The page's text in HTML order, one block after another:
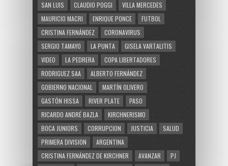
SAN LUIS
CLAUDIO POGGI
VILLA MERCEDES
MAURICIO MACRI
ENRIQUE PONCE
FUTBOL
CRISTINA FERNÁNDEZ
CORONAVIRUS
SERGIO TAMAYO
LA PUNTA
GISELA VARTALITIS
VIDEO
LA PEDRERA
COPA LIBERTADORES
RODRIGUEZ SAA
ALBERTO FERNÁNDEZ
GOBIERNO NACIONAL
MARTÍN OLIVERO
GASTÓN HISSA
RIVER PLATE
PASO
RICARDO ANDRÉ BAZLA
KIRCHNERISMO
BOCA JUNIORS
CORRUPCION JUSTICIA
SALUD
PRIMERA DIVISION
ARGENTINA
CRISTINA FERNÁNDEZ DE KIRCHNER
AVANZAR
PJ